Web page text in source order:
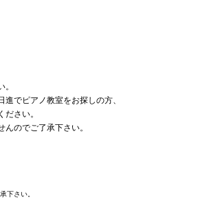
でピアノ教室をお探しの方、
ださい。
のでご了承下さい。
下さい。